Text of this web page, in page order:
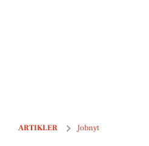
ARTIKLER Jobnyt
Bliv del af et dedikeret